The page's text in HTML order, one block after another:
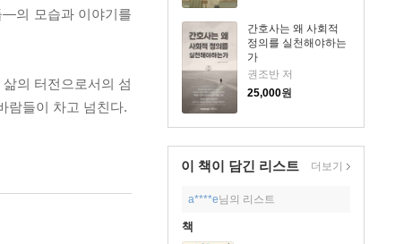
간호사는 왜 사회적
정의를 실천해야하는
가
권조반 저
25,000원
이 책이 담긴 리스트 더보기
a****e님의 리스트
책
―의 모습과 이야기를
의 터전으로서의 섬
람들이 차고 넘친다.